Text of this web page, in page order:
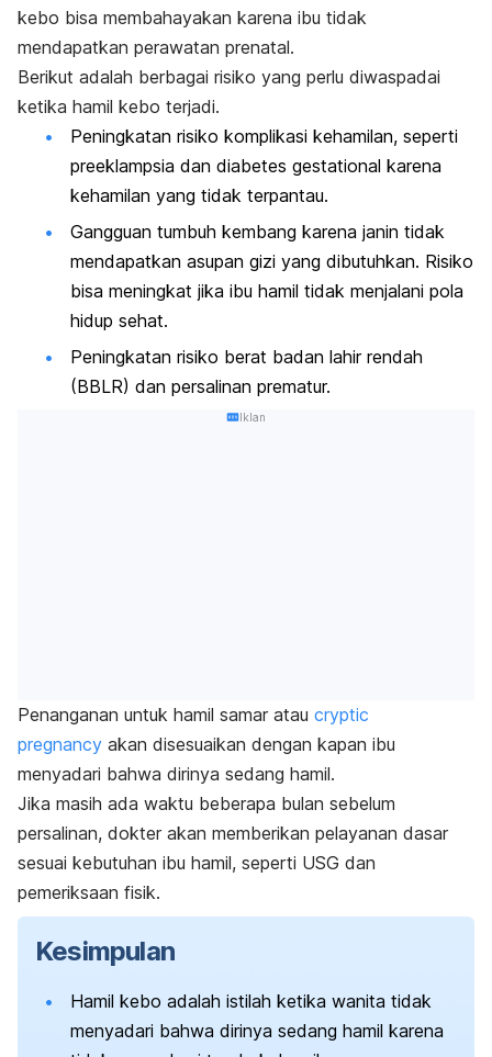
kebo bisa membahayakan karena ibu tidak
mendapatkan perawatan prenatal.
Berikut adalah berbagai risiko yang perlu diwaspadai
ketika hamil kebo terjadi.
Peningkatan risiko komplikasi kehamilan, seperti
preeklampsia dan diabetes gestational karena
kehamilan yang tidak terpantau.
Gangguan tumbuh kembang karena janin tidak
mendapatkan asupan gizi yang dibutuhkan. Risiko
bisa meningkat jika ibu hamil tidak menjalani pola
hidup sehat.
Peningkatan risiko berat badan lahir rendah
(BBLR) dan persalinan prematur.
Iklan
Penanganan untuk hamil samar atau cryptic
pregnancy akan disesuaikan dengan kapan ibu
menyadari bahwa dirinya sedang hamil.
Jika masih ada waktu beberapa bulan sebelum
persalinan, dokter akan memberikan pelayanan dasar
sesuai kebutuhan ibu hamil, seperti USG dan
pemeriksaan fisik.
Kesimpulan
Hamil kebo adalah istilah ketika wanita tidak
menyadari bahwa dirinya sedang hamil karena